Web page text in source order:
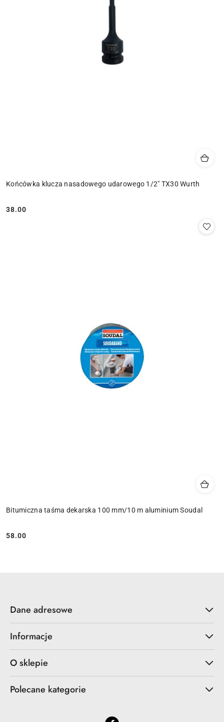
Końcówka klucza nasadowego udarowego 1/2" TX30 Wurth
Cena:
38.00
Bitumiczna taśma dekarska 100 mm/10 m aluminium Soudal
Cena:
58.00
Dane adresowe
Informacje
O sklepie
Polecane kategorie